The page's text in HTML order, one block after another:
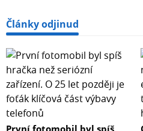
Články odjinud
První fotomobil byl spíš